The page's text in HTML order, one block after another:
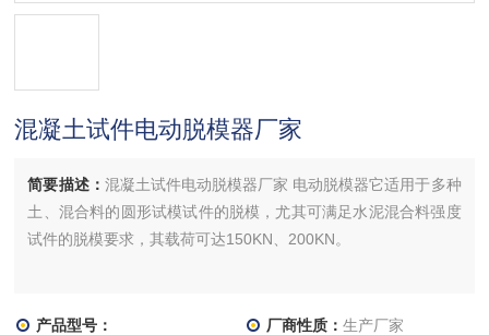
混凝土试件电动脱模器厂家
简要描述： 混凝土试件电动脱模器厂家 电动脱模器它适用于多种
土、混合料的圆形试模试件的脱模，尤其可满足水泥混合料强度
试件的脱模要求，其载荷可达150KN、200KN。
产品型号： 厂商性质： 生产厂家